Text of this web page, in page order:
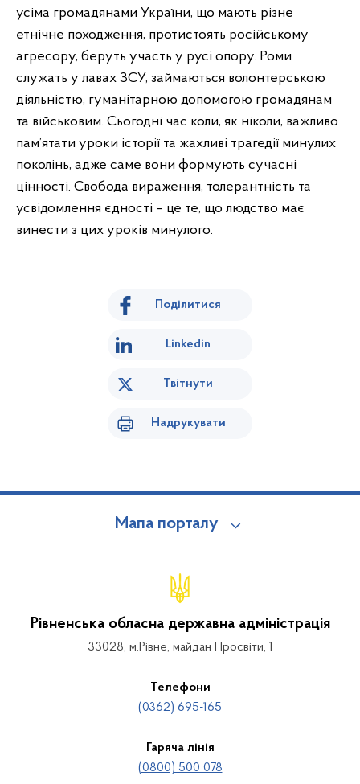
усіма громадянами України, що мають різне
етнічне походження, протистоять російському
агресору, беруть участь у русі опору. Роми
служать у лавах ЗСУ, займаються волонтерською
діяльністю, гуманітарною допомогою громадянам
та військовим. Сьогодні час коли, як ніколи, важливо
пам’ятати уроки історії та жахливі трагедії минулих
поколінь, адже саме вони формують сучасні
цінності. Свобода вираження, толерантність та
усвідомлення єдності – це те, що людство має
винести з цих уроків минулого.
Поділитися
Linkedin
Твітнути
Надрукувати
Мапа порталу
Рівненська обласна державна адміністрація
33028, м.Рівне, майдан Просвіти, 1
Телефони
(0362) 695-165
Гаряча лінія
(0800) 500 078